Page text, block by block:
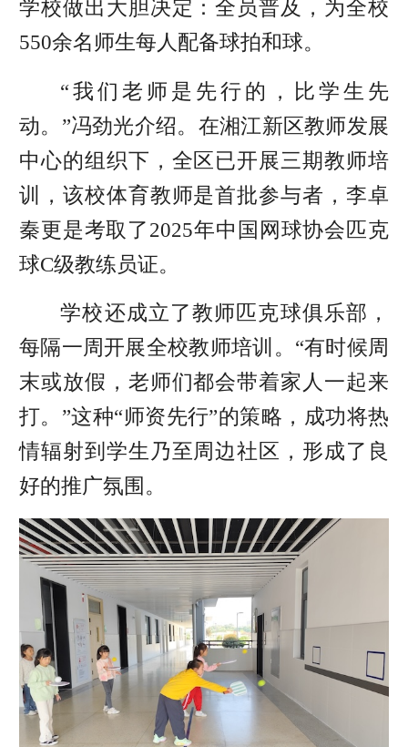
学校做出大胆决定：全员普及，为全校
550余名师生每人配备球拍和球。
“我们老师是先行的，比学生先
动。”冯劲光介绍。在湘江新区教师发展
中心的组织下，全区已开展三期教师培
训，该校体育教师是首批参与者，李卓
秦更是考取了2025年中国网球协会匹克
球C级教练员证。
学校还成立了教师匹克球俱乐部，
每隔一周开展全校教师培训。“有时候周
末或放假，老师们都会带着家人一起来
打。”这种“师资先行”的策略，成功将热
情辐射到学生乃至周边社区，形成了良
好的推广氛围。